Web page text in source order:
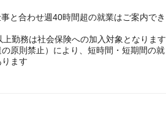
と合わせ週40時間超の就業はご案内でき
勤務は社会保険への加入対象となります
原則禁止）により、短時間・短期間の就
ます